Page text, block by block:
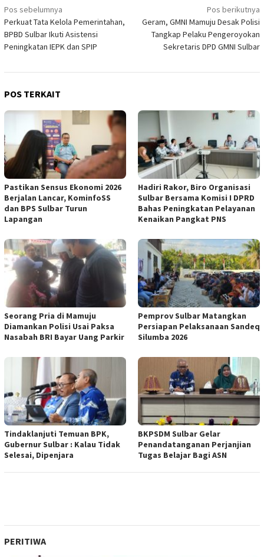
Navigasi
pos
Pos sebelumnya
Perkuat Tata Kelola Pemerintahan,
BPBD Sulbar Ikuti Asistensi
Peningkatan IEPK dan SPIP
Pos berikutnya
Geram, GMNI Mamuju Desak Polisi
Tangkap Pelaku Pengeroyokan
Sekretaris DPD GMNI Sulbar
POS TERKAIT
Pastikan Sensus Ekonomi 2026
Berjalan Lancar, KominfoSS
dan BPS Sulbar Turun
Lapangan
Hadiri Rakor, Biro Organisasi
Sulbar Bersama Komisi I DPRD
Bahas Peningkatan Pelayanan
Kenaikan Pangkat PNS
Seorang Pria di Mamuju
Diamankan Polisi Usai Paksa
Nasabah BRI Bayar Uang Parkir
Pemprov Sulbar Matangkan
Persiapan Pelaksanaan Sandeq
Silumba 2026
Tindaklanjuti Temuan BPK,
Gubernur Sulbar : Kalau Tidak
Selesai, Dipenjara
BKPSDM Sulbar Gelar
Penandatanganan Perjanjian
Tugas Belajar Bagi ASN
PERITIWA